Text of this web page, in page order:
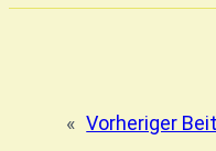
« Vorheriger